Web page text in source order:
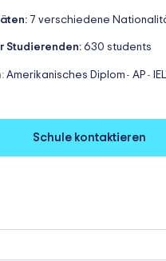
7 verschiedene
Studierenden: 630 students
Amerikanisches Diplom - AP -
Schule kontaktieren